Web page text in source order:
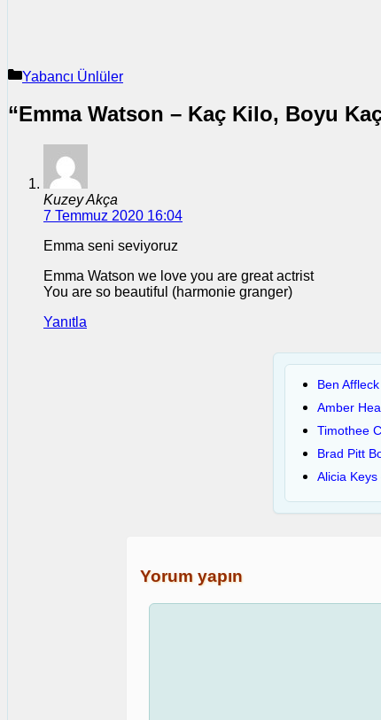
Kategoriler
Yabancı Ünlüler
“Emma Watson – Kaç Kilo, Boyu
Kuzey Akça
7 Temmuz 2020 16:04
Emma seni seviyoruz
Emma Watson we love you are great actrist
You are so beautiful (harmonie granger)
Yanıtla
Ben
Amber
Timothee
Brad Pitt
Alicia Keys
Yorum yapın
Yorum